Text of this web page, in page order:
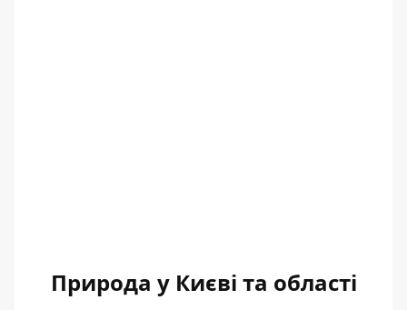
Природа у Києві та області